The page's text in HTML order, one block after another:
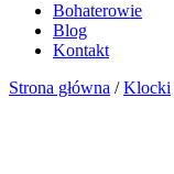
Bohaterowie
Blog
Kontakt
Strona główna /Klocki